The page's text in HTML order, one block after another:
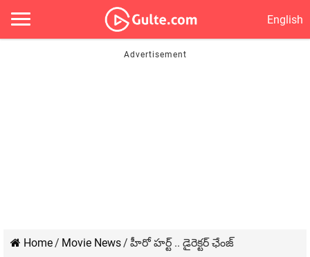
English
Home/ Movie News/ హీరో హర్ట్ .. డైరెక్టర్ ఛేంజ్